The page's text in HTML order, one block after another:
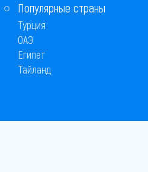
Популярные страны
Турция
ОАЭ
Египет
Тайланд